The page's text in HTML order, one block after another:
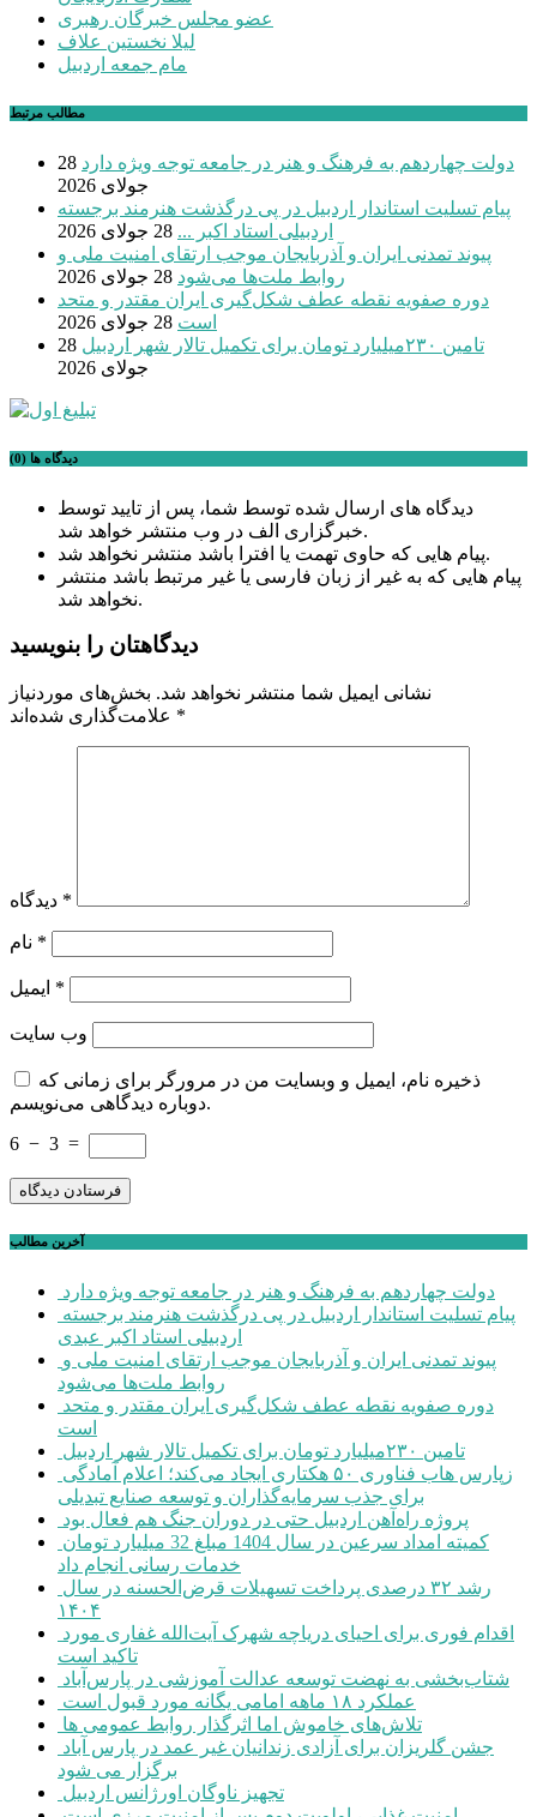
عضو مجلس خبرگان رهبری
لیلا نخستین علاف
مام جمعه اردبیل
مطالب مرتبط
دولت چهاردهم به فرهنگ و هنر در جامعه توجه ویژه دارد 28
جولای 2026
پیام تسلیت استاندار اردبیل در پی درگذشت هنرمند برجسته
اردبیلی استاد اکبر ... 28 جولای 2026
پیوند تمدنی ایران و آذربایجان موجب ارتقای امنیت ملی و
روابط ملت‌ها می‌شود 28 جولای 2026
دوره صفویه نقطه عطف شکل‌گیری ایران مقتدر و متحد
است 28 جولای 2026
تامین ۲۳۰میلیارد تومان برای تکمیل تالار شهر اردبیل
28
جولای 2026
دیدگاه ها (0)
دیدگاه های ارسال شده توسط شما، پس از تایید توسط
خبرگزاری الف در وب منتشر خواهد شد.
پیام هایی که حاوی تهمت یا افترا باشد منتشر نخواهد شد.
پیام هایی که به غیر از زبان فارسی یا غیر مرتبط باشد منتشر
نخواهد شد.
دیدگاهتان را بنویسید
نشانی ایمیل شما منتشر نخواهد شد. بخش‌های موردنیاز
*
*
*
*
وب‌ سایت
ذخیره نام، ایمیل و وبسایت من در مرورگر برای زمانی که
دوباره دیدگاهی می‌نویسم.
6 − 3 =
آخرین مطالب
دولت چهاردهم به فرهنگ و هنر در جامعه توجه ویژه دارد
اردبیلی استاد اکبر عبدی
روابط ملت‌ها می‌شود
است
تامین ۲۳۰میلیارد تومان برای تکمیل تالار شهر اردبیل
برای جذب سرمایه‌گذاران و توسعه صنایع تبدیلی
پروژه راه‌آهن اردبیل حتی در دوران جنگ هم فعال بود
خدمات رسانی انجام داد
۱۴۰۴
تاکید است
شتاب‌بخشی به نهضت توسعه عدالت آموزشی در پارس‌آباد
عملکرد ۱۸ ماهه امامی یگانه مورد قبول است
تلاش‌های خاموش اما اثرگذار روابط عمومی ها
برگزار می شود
تجهیز ناوگان اورژانس اردبیل